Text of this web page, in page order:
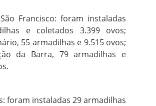
Francisco: foram instaladas
e coletados 3.399 ovos;
55 armadilhas e 9.515 ovos;
da Barra, 79 armadilhas e
foram instaladas 29 armadilhas